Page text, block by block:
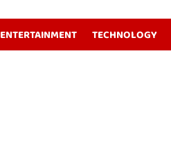
ENTERTAINMENT TECHNOLOGY